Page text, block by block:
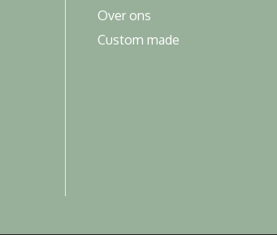
Over ons
Custom made